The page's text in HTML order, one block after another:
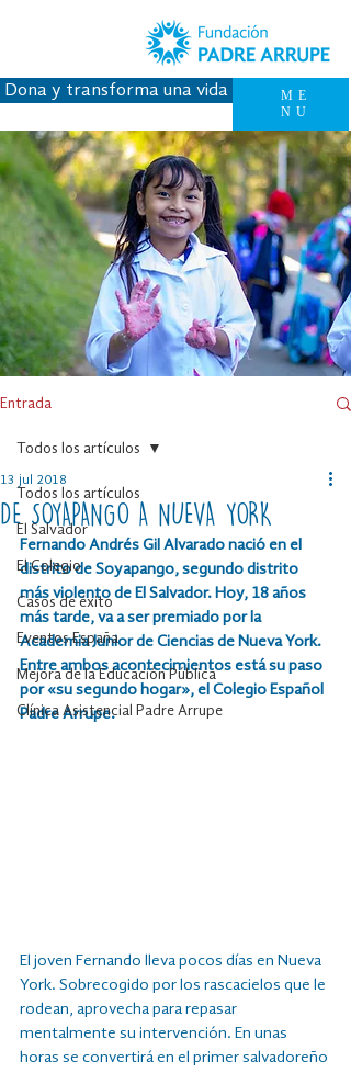
ME
NU
Dona y transforma una vida
Entrada
Todos los artículos
El Salvador
El Colegio
Casos de éxito
Eventos España
Mejora de la Educación Pública
Clínica Asistencial Padre Arrupe
Todos los artículos
DE SOYAPANGO A NUEVA YORK
13 jul 2018
Fernando Andrés Gil Alvarado nació en el
distrito de Soyapango, segundo distrito
más violento de El Salvador. Hoy, 18 años
más tarde, va a ser premiado por la
Academia Junior de Ciencias de Nueva York.
Entre ambos acontecimientos está su paso
por «su segundo hogar», el Colegio Español
Padre Arrupe.
El joven Fernando lleva pocos días en Nueva
York. Sobrecogido por los rascacielos que le
rodean, aprovecha para repasar
mentalmente su intervención. En unas
horas se convertirá en el primer salvadoreño